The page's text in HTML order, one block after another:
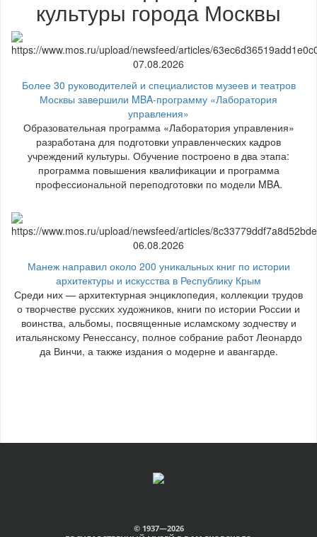
культуры города Москвы
07.08.2026
Более 30 руководителей и специалистов музеев и театров
Москвы завершили MBA-программу «Лаборатория
управления»
Образовательная программа «Лаборатория управления»
разработана для подготовки управленческих кадров
учреждений культуры. Обучение построено в два этапа:
программа повышения квалификации и программа
профессиональной переподготовки по модели MBA.
06.08.2026
Манеж направил около 200 уникальных книг по истории
архитектуры и искусства в Республику Крым
Среди них — архитектурная энциклопедия, коллекции трудов
о творчестве русских художников, книги по истории России и
воинства, альбомы, посвященные исламскому зодчеству и
итальянскому Ренессансу, полное собрание работ Леонардо
да Винчи, а также издания о модерне и авангарде.
© 1937—2026